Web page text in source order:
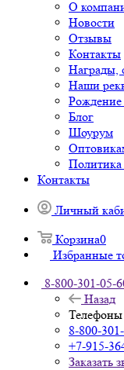
О
Новости
Отзывы
Контакты
Награды,
Наши
Блог
Шоурум
Политика
Контакты
Личный
Корзина0
Избранные
8-800-301-05-
Назад
Телефоны
8-800-
+7-915-
Заказать